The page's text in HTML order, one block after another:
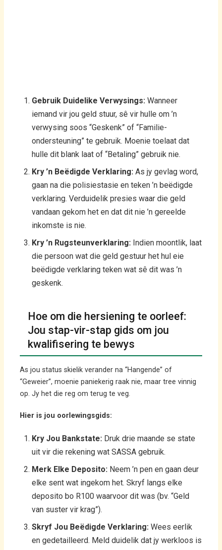
Gebruik Duidelike Verwysings: Wanneer
iemand vir jou geld stuur, sê vir hulle om ’n
verwysing soos “Geskenk” of “Familie-
ondersteuning” te gebruik. Moenie toelaat dat
hulle dit blank laat of “Betaling” gebruik nie.
Kry ’n Beëdigde Verklaring: As jy gevlag word,
gaan na die polisiestasie en teken ’n beëdigde
verklaring. Verduidelik presies waar die geld
vandaan gekom het en dat dit nie ’n gereelde
inkomste is nie.
Kry ’n Rugsteunverklaring: Indien moontlik, laat
die persoon wat die geld gestuur het hul eie
beëdigde verklaring teken wat sê dit was ’n
geskenk.
Hoe om die hersiening te oorleef:
Jou stap-vir-stap gids om jou
kwalifisering te bewys
As jou status skielik verander na “Hangende” of
“Geweier”, moenie paniekerig raak nie, maar tree vinnig
op. Jy het die reg om terug te veg.
Hier is jou oorlewingsgids:
Kry Jou Bankstate: Druk drie maande se state
uit vir die rekening wat SASSA gebruik.
Merk Elke Deposito: Neem ’n pen en gaan deur
elke sent wat ingekom het. Skryf langs elke
deposito bo R100 waarvoor dit was (bv. “Geld
van suster vir krag”).
Skryf Jou Beëdigde Verklaring: Wees eerlik
en gedetailleerd. Meld duidelik dat jy werkloos is